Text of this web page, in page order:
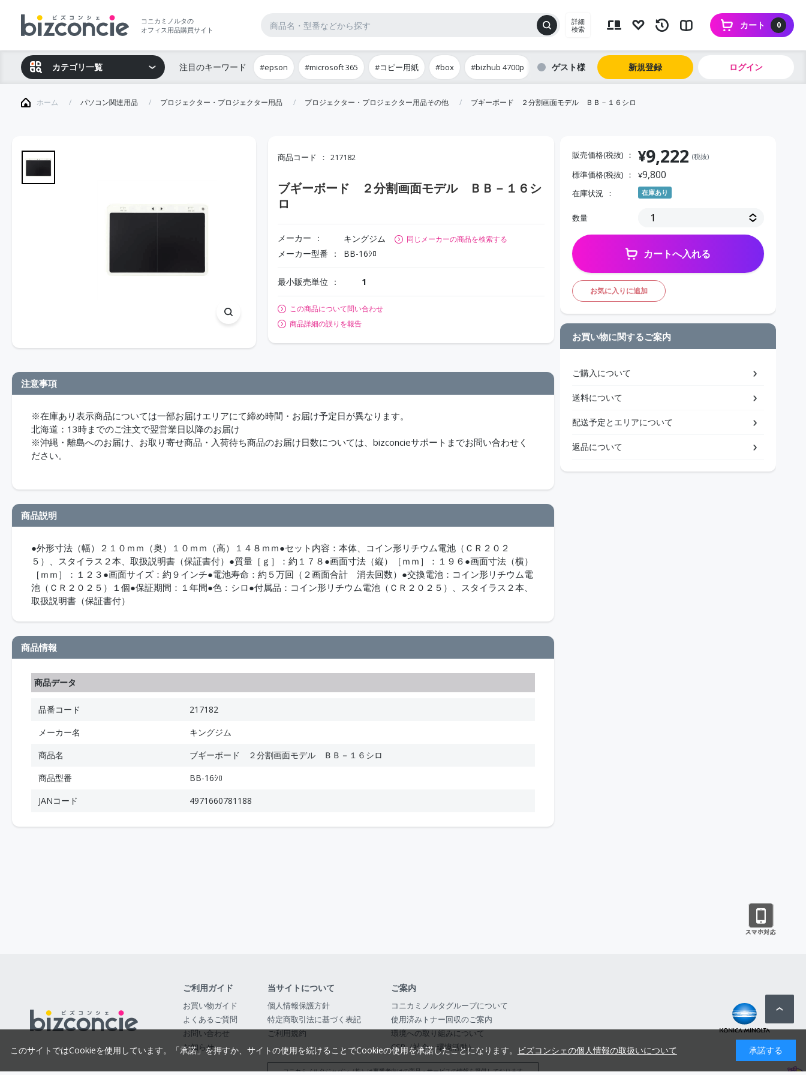
コニカミノルタの
オフィス用品購買サイト
詳細
検索
0
カート
カテゴリ一覧 注目のキーワード #epson #microsoft 365 #コピー用紙 #box #bizhub 4700p ゲスト 新規登録 ログイン
ホーム パソコン関連用品 プロジェクター・プロジェクター用品 プロジェクター・プロジェクター用品その他 ブギーボード ２分割画面モデル ＢＢ－１６シロ
商品コード 217182
ブギーボード ２分割画面モデル ＢＢ－１６シ
ロ
メーカー キングジム 同じメーカーの商品を検索する
メーカー型番 BB-16ｼﾛ
最小販売単位 1
この商品について問い合わせ
商品詳細の誤りを報告
注意事項
※在庫あり表示商品については一部お届けエリアにて締め時間・お届け予定日が異なります。
北海道：13時までのご注文で翌営業日以降のお届け
※沖縄・離島へのお届け、お取り寄せ商品・入荷待ち商品のお届け日数については、bizconcieサポートまでお問い合わせく
ださい。
商品説明
●外形寸法（幅）２１０ｍｍ（奥）１０ｍｍ（高）１４８ｍｍ●セット内容：本体、コイン形リチウム電池（ＣＲ２０２
５）、スタイラス２本、取扱説明書（保証書付）●質量［ｇ］：約１７８●画面寸法（縦）［ｍｍ］：１９６●画面寸法（横）
［ｍｍ］：１２３●画面サイズ：約９インチ●電池寿命：約５万回（２画面合計 消去回数）●交換電池：コイン形リチウム電
池（ＣＲ２０２５）１個●保証期間：１年間●色：シロ●付属品：コイン形リチウム電池（ＣＲ２０２５）、スタイラス２本、
取扱説明書（保証書付）
商品情報
商品データ
品番コード
217182
メーカー名
キングジム
商品名
ブギーボード ２分割画面モデル ＢＢ－１６シロ
商品型番
BB-16ｼﾛ
JANコード
4971660781188
販売価格(税抜) ¥9,222 (税抜)
標準価格(税抜) ¥9,800
在庫状況 在庫あり
数量
カートへ入れる
お気に入りに追加
お買い物に関するご案内
ご購入について
送料について
配送予定とエリアについて
返品について
ご利用ガイド
お買い物ガイド
よくあるご質問
お問い合わせ
お知らせ
当サイトについて
個人情報保護方針
特定商取引法に基づく表記
ご利用規約
ご案内
コニカミノルタグループについて
使用済みトナー回収のご案内
環境への取り組みについて
CSR（社会・環境活動）
コニカミノルタジャパン（株）は事業者向けの商品・サービスの情報を提供しております
このサイトではCookieを使用しています。「承諾」を押すか、サイトの使用を続けることでCookieの使用を承諾したことになります。 ビズコンシェの個人情報の取扱いについて 承諾する